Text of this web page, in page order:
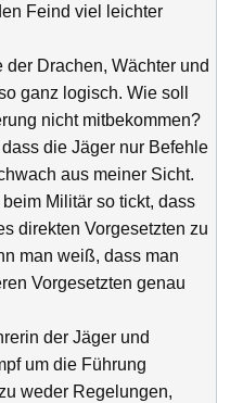
Feind viel leichter
der Drachen, Wächter und
ganz logisch. Wie soll
nicht mitbekommen?
die Jäger nur Befehle
aus meiner Sicht.
Militär so tickt, dass
direkten Vorgesetzten zu
man weiß, dass man
Vorgesetzten genau
der Jäger und
um die Führung
weder Regelungen,